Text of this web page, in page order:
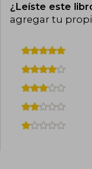
¿Leíste este
agregar tu